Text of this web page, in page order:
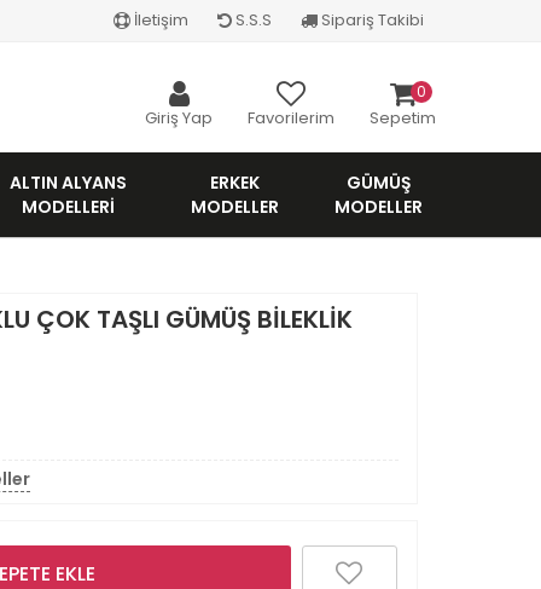
İletişim S.S.S Sipariş Takibi
Giriş Yap Favorilerim Sepetim
0
ALTIN ALYANS
MODELLERI
ERKEK
MODELLER
GÜMÜŞ
MODELLER
ÇOK TAŞLI GÜMÜŞ BİLEKLİK
EKLE